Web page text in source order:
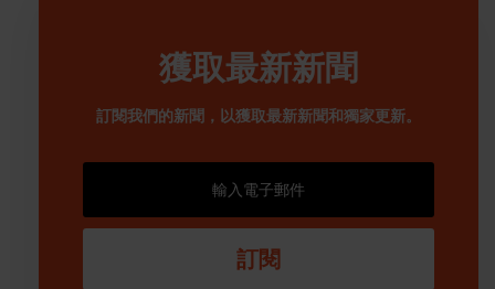
獲取最新新聞
訂閱我們的新聞，以獲取最新新聞和獨家更新。
訂閱